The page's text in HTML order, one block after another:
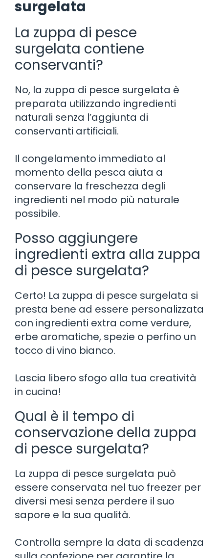
surgelata
La zuppa di pesce
surgelata contiene
conservanti?
No, la zuppa di pesce surgelata è
preparata utilizzando ingredienti
naturali senza l’aggiunta di
conservanti artificiali.
Il congelamento immediato al
momento della pesca aiuta a
conservare la freschezza degli
ingredienti nel modo più naturale
possibile.
Posso aggiungere
ingredienti extra alla zuppa
di pesce surgelata?
Certo! La zuppa di pesce surgelata si
presta bene ad essere personalizzata
con ingredienti extra come verdure,
erbe aromatiche, spezie o perfino un
tocco di vino bianco.
Lascia libero sfogo alla tua creatività
in cucina!
Qual è il tempo di
conservazione della zuppa
di pesce surgelata?
La zuppa di pesce surgelata può
essere conservata nel tuo freezer per
diversi mesi senza perdere il suo
sapore e la sua qualità.
Controlla sempre la data di scadenza